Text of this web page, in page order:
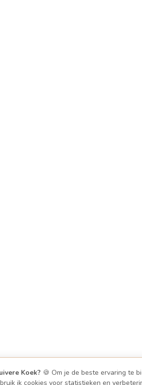
Koek? 🍪 Om je de beste ervaring te
ik cookies voor statistieken en